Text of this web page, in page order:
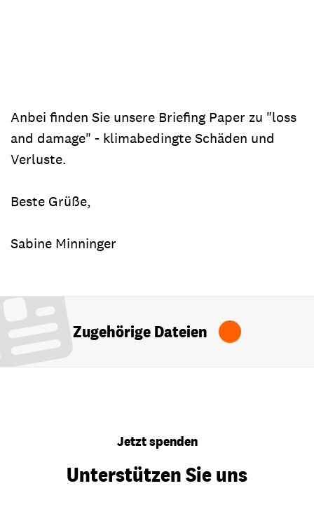
Anbei finden Sie unsere Briefing Paper zu "loss
and damage" - klimabedingte Schäden und
Verluste.
Beste Grüße,
Sabine Minninger
Zugehörige Dateien
Jetzt spenden
Unterstützen Sie uns